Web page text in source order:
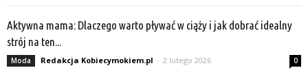
Aktywna mama: Dlaczego warto pływać w ciąży i jak dobrać idealny
strój na ten...
Moda Redakcja Kobiecymokiem.pl - 2 lutego 2026 0